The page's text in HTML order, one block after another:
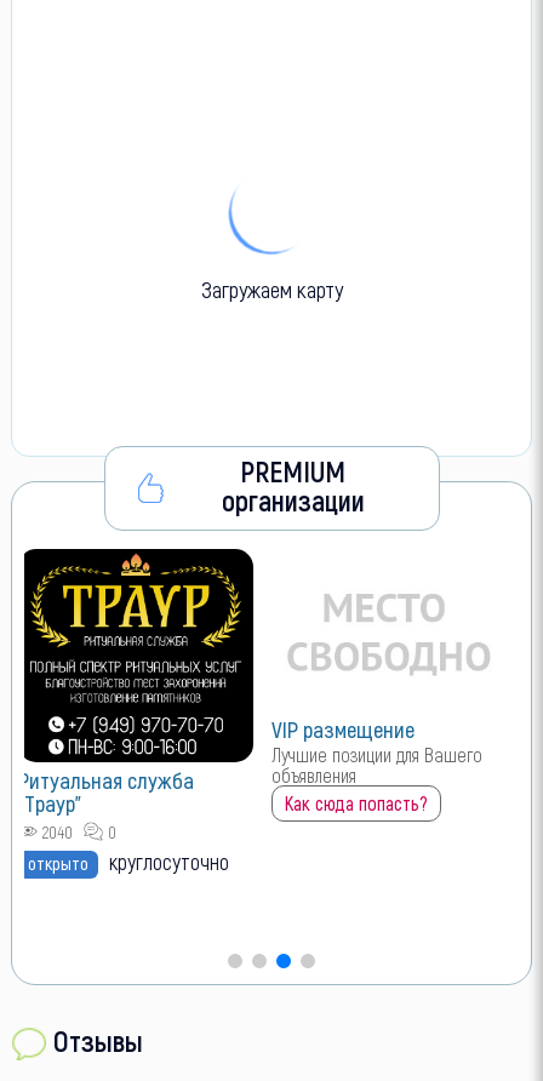
Загружаем карту
PREMIUM
организации
Ритуальная служба
"Траур"
2040
0
открыто
круглосуточно
VIP размещение
Лучшие позиции для Вашего
объявления
Как сюда попасть?
Отзывы